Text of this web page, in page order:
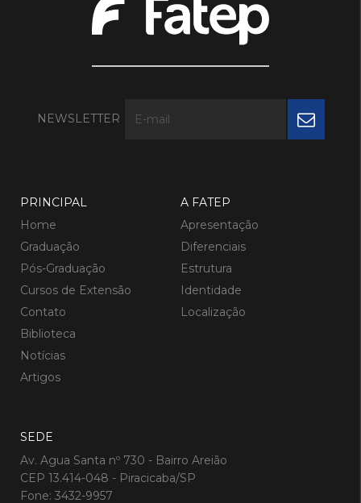
NEWSLETTER
PRINCIPAL
Home
Graduação
Pós-Graduação
Cursos de Extensão
Contato
Biblioteca
Notícias
Artigos
A FATEP
Apresentação
Diferenciais
Estrutura
Identidade
Localização
SEDE
Av. Agua Santa nº 730 - Bairro Areião
CEP 13.414-048 - Piracicaba/SP
Fone: 3432-9957